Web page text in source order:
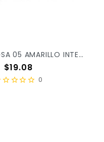
LISTON CELOSA 05 AMARILLO INTENSO 03 X/52
Precio
$19.08
0